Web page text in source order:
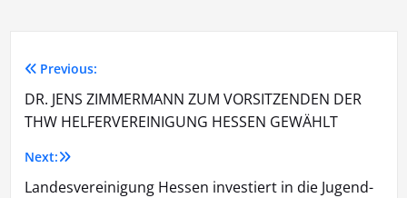
Beitrags-
Navigation
Previous:
DR. JENS ZIMMERMANN ZUM VORSITZENDEN DER
THW HELFERVEREINIGUNG HESSEN GEWÄHLT
Next:
Landesvereinigung Hessen investiert in die Jugend-